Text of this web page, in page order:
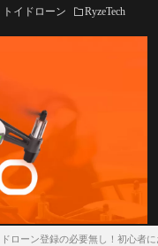
イドローン RyzeTech
ドローン登録の必要無し！初心者